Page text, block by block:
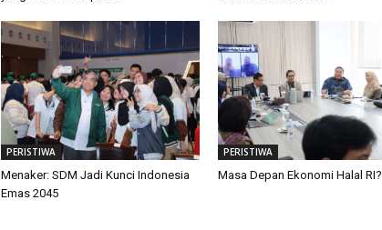
PERISTIWA
Menaker: SDM Jadi Kunci Indonesia
Emas 2045
PERISTIWA
Masa Depan Ekonomi Halal RI?